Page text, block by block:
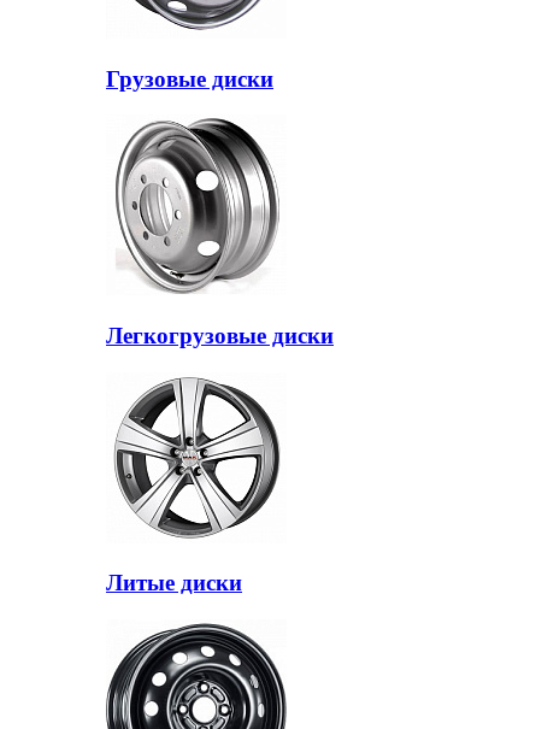
Грузовые диски
Легкогрузовые диски
Литые диски